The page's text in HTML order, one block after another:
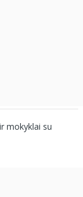
mokyklai su